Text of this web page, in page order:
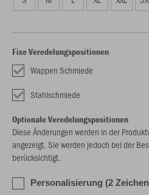
Fixe Veredelungspositionen
Wappen Schmiede
Stahlschmiede
Optionale Veredelungspositionen
Diese Änderungen werden in der
angezeigt. Sie werden jedoch bei der
berücksichtigt.
Personalisierung (2